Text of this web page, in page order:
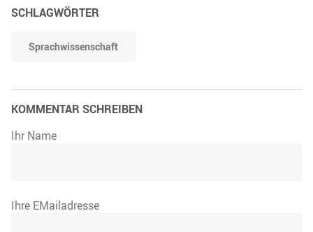
SCHLAGWÖRTER
Sprachwissenschaft
KOMMENTAR SCHREIBEN
Ihr Name
Ihre EMailadresse